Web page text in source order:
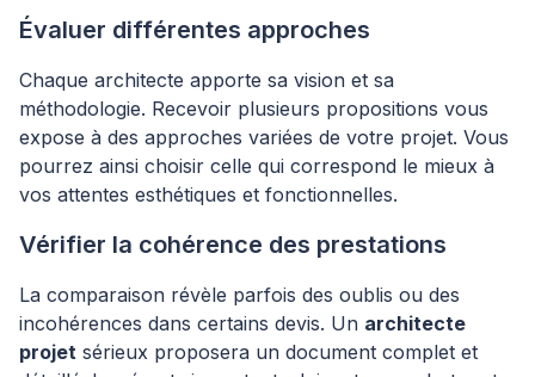
Évaluer différentes approches
Chaque architecte apporte sa vision et sa
méthodologie. Recevoir plusieurs propositions vous
expose à des approches variées de votre projet. Vous
pourrez ainsi choisir celle qui correspond le mieux à
vos attentes esthétiques et fonctionnelles.
Vérifier la cohérence des prestations
La comparaison révèle parfois des oublis ou des
incohérences dans certains devis. Un architecte
projet sérieux proposera un document complet et